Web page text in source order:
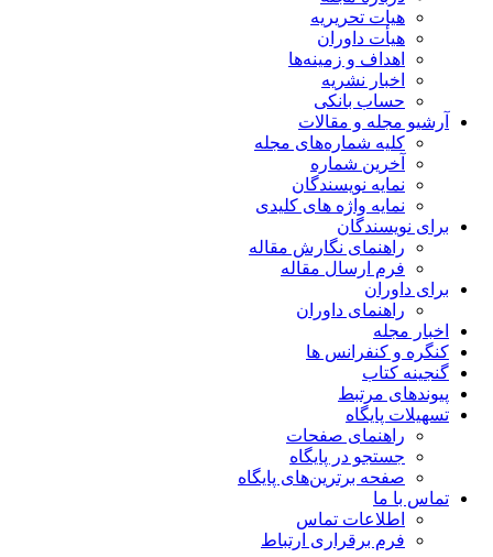
هیات تحریریه
هیأت داوران
اهداف و زمینه‌ها
اخبار نشریه
حساب بانکی
آرشیو مجله و مقالات
کلیه شماره‌های مجله
آخرین شماره
نمایه نویسندگان
نمایه واژه های کلیدی
برای نویسندگان
راهنمای نگارش مقاله
فرم ارسال مقاله
برای داوران
راهنمای داوران
اخبار مجله
کنگره و کنفرانس ها
گنجینه کتاب
پیوندهای مرتبط
تسهیلات پایگاه
راهنمای صفحات
جستجو در پایگاه
صفحه برترین‌های پایگاه
تماس با ما
اطلاعات تماس
فرم برقراری ارتباط